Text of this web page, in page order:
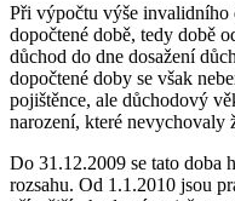
Při výpočtu výše invalidního
dopočtené době, tedy době
důchod do dne dosažení
dopočtené doby se však
pojištěnce, ale důchodový
narození, které nevychovaly
Do 31.12.2009 se tato doba
rozsahu. Od 1.1.2010 jsou